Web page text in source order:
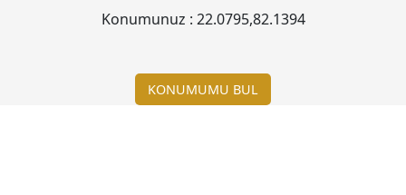
Konumunuz : 22.0795,82.1394
KONUMUMU BUL